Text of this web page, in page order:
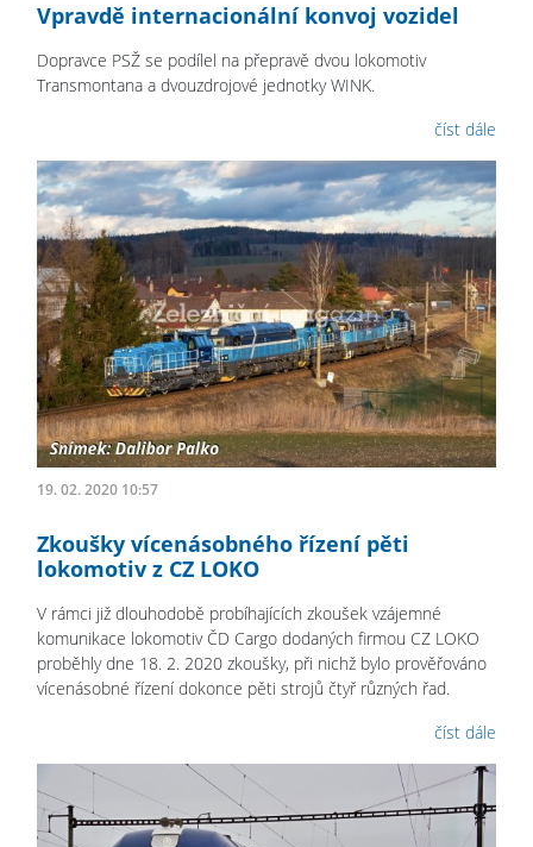
Vpravdě internacionální konvoj vozidel
Dopravce PSŽ se podílel na přepravě dvou lokomotiv
Transmontana a dvouzdrojové jednotky WINK.
číst dále
19. 02. 2020 10:57
Zkoušky vícenásobného řízení pěti
lokomotiv z CZ LOKO
V rámci již dlouhodobě probíhajících zkoušek vzájemné
komunikace lokomotiv ČD Cargo dodaných firmou CZ LOKO
proběhly dne 18. 2. 2020 zkoušky, při nichž bylo prověřováno
vícenásobné řízení dokonce pěti strojů čtyř různých řad.
číst dále